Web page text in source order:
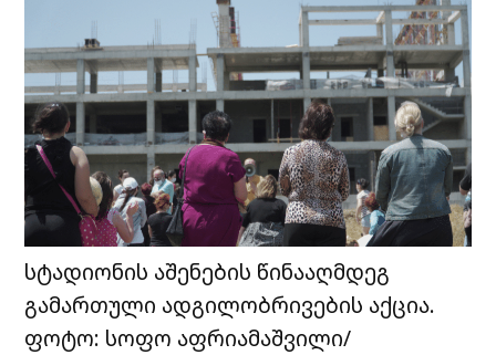
სტადიონის აშენების წინააღმდეგ
გამართული ადგილობრივების აქცია.
ფოტო: სოფო აფრიამაშვილი/